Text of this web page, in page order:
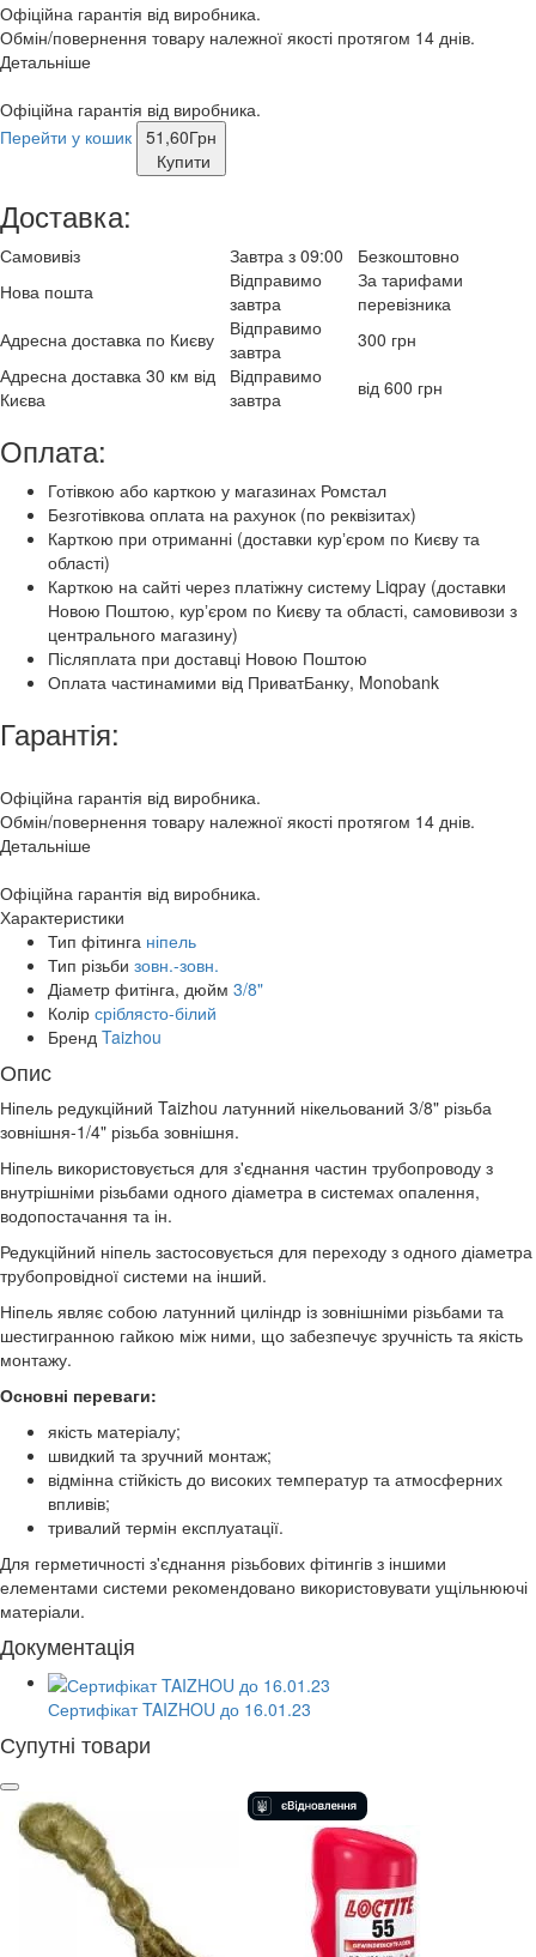
Офіційна гарантія від виробника.
Обмін/повернення товару належної якості протягом 14 днів.
Детальніше
Офіційна гарантія від виробника.
Перейти у кошик 51,60Грн
Купити
Доставка:
Самовивіз Завтра з 09:00
Безкоштовно
Нова пошта
Відправимо
завтра
За тарифами
перевізника
Адресна доставка по Києву
Відправимо
завтра
300 грн
Адресна доставка 30 км від
Києва
Відправимо
завтра
від 600 грн
Оплата:
Готівкою або карткою у магазинах Ромстал
Безготівкова оплата на рахунок (по реквізитах)
Карткою при отриманні (доставки курʼєром по Києву та
області)
Карткою на сайті через платіжну систему Liqpay (доставки
Новою Поштою, курʼєром по Києву та області, самовивози з
центрального магазину)
Післяплата при доставці Новою Поштою
Оплата частинамими від ПриватБанку, Monobank
Гарантія:
Офіційна гарантія від виробника.
Обмін/повернення товару належної якості протягом 14 днів.
Детальніше
Офіційна гарантія від виробника.
Характеристики
Тип фітинга ніпель
Тип різьби зовн.-зовн.
Діаметр фитінга, дюйм 3/8"
Колір сріблясто-білий
Бренд Taizhou
Опис
Ніпель редукційний Taizhou латунний нікельований 3/8" різьба
зовнішня-1/4" різьба зовнішня.
Ніпель використовується для з'єднання частин трубопроводу з
внутрішніми різьбами одного діаметра в системах опалення,
водопостачання та ін.
Редукційний ніпель застосовується для переходу з одного діаметра
трубопровідної системи на інший.
Ніпель являє собою латунний циліндр із зовнішніми різьбами та
шестигранною гайкою між ними, що забезпечує зручність та якість
монтажу.
Основні переваги:
якість матеріалу;
швидкий та зручний монтаж;
відмінна стійкість до високих температур та атмосферних
впливів;
тривалий термін експлуатації.
Для герметичності з'єднання різьбових фітингів з іншими
елементами системи рекомендовано використовувати ущільнюючі
матеріали.
Документація
Сертифікат TAIZHOU до 16.01.23
Супутні товари